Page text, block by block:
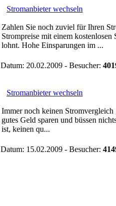
Stromanbieter wechseln
Zahlen Sie noch zuviel für Ihren
Strompreise mit einem kostenlosen
lohnt. Hohe Einsparungen im ...
Datum: 20.02.2009 - Besucher:
Stromanbieter wechseln
Immer noch keinen
gutes Geld sparen und büssen
ist, keinen qu...
Datum: 15.02.2009 - Besucher: